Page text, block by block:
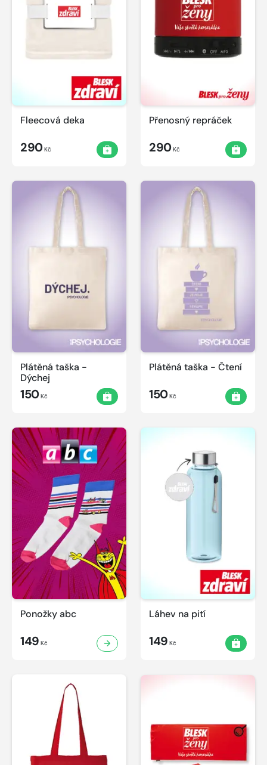
Fleecová deka
290Kč
Přenosný repráček
290Kč
Plátěná taška -
Dýchej
150Kč
Plátěná taška - Čtení
150Kč
Ponožky abc
149 Kč
Láhev na pití
149 Kč